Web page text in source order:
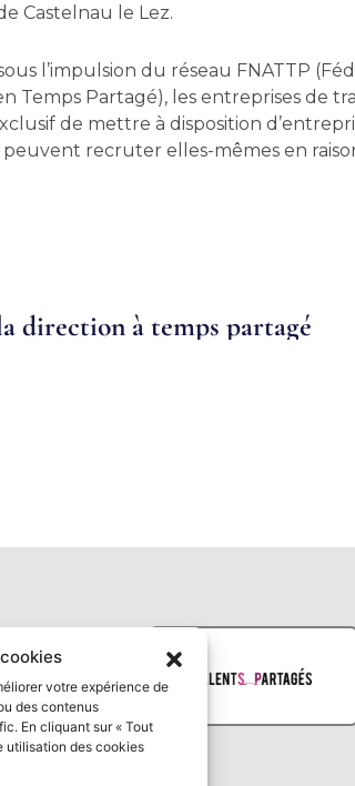
votre expérience de
des contenus
En cliquant sur « Tout
utilisation des cookies
Castelnau le Lez.
l’impulsion du réseau FNATTP
Temps Partagé), les entreprises de
de mettre à disposition
peuvent recruter elles-mêmes en
direction à temps partagé